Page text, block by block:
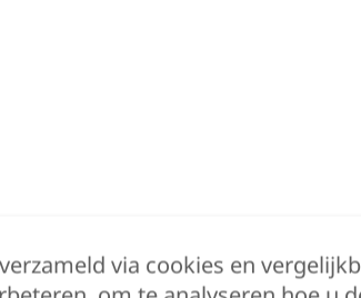
via cookies en